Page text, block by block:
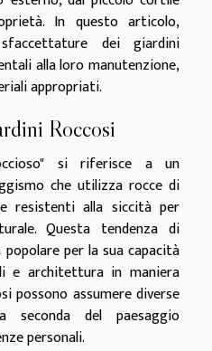
In questo articolo,
dei giardini
alla loro manutenzione,
appropriati.
Roccosi
si riferisce a un
che utilizza rocce di
resistenti alla siccità per
Questa tendenza di
per la sua capacità
e architettura in maniera
possono assumere diverse
del paesaggio
personali.